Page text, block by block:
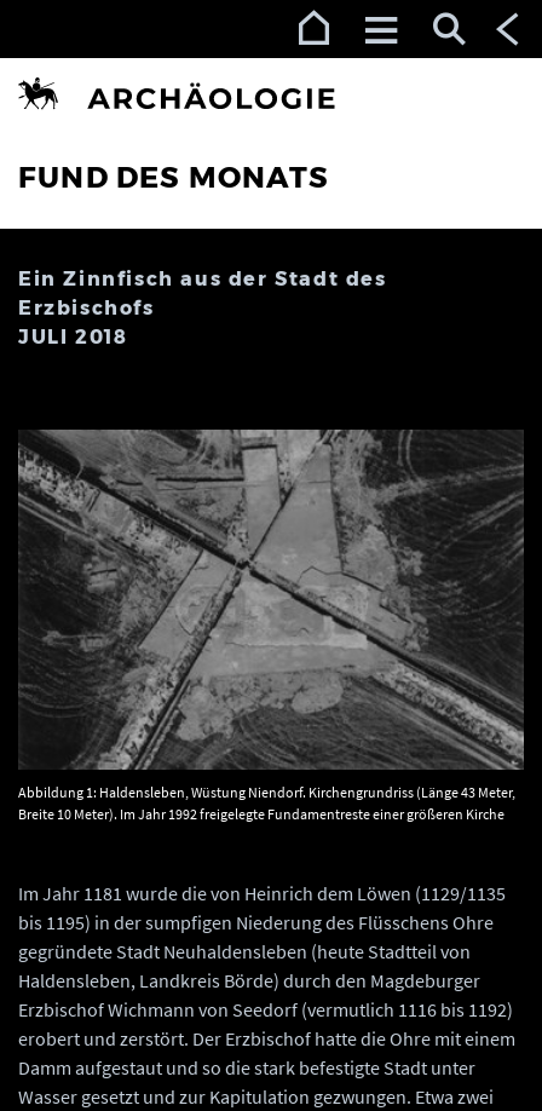
FUND DES MONATS
Ein Zinnfisch aus der Stadt des
Erzbischofs
JULI 2018
Abbildung 1: Haldensleben, Wüstung Niendorf. Kirchengrundriss (Länge 43 Meter,
Breite 10 Meter). Im Jahr 1992 freigelegte Fundamentreste einer größeren Kirche
Im Jahr 1181 wurde die von Heinrich dem Löwen (1129/1135
bis 1195) in der sumpfigen Niederung des Flüsschens Ohre
gegründete Stadt Neuhaldensleben (heute Stadtteil von
Haldensleben, Landkreis Börde) durch den Magdeburger
Erzbischof Wichmann von Seedorf (vermutlich 1116 bis 1192)
erobert und zerstört. Der Erzbischof hatte die Ohre mit einem
Damm aufgestaut und so die stark befestigte Stadt unter
Wasser gesetzt und zur Kapitulation gezwungen. Etwa zwei